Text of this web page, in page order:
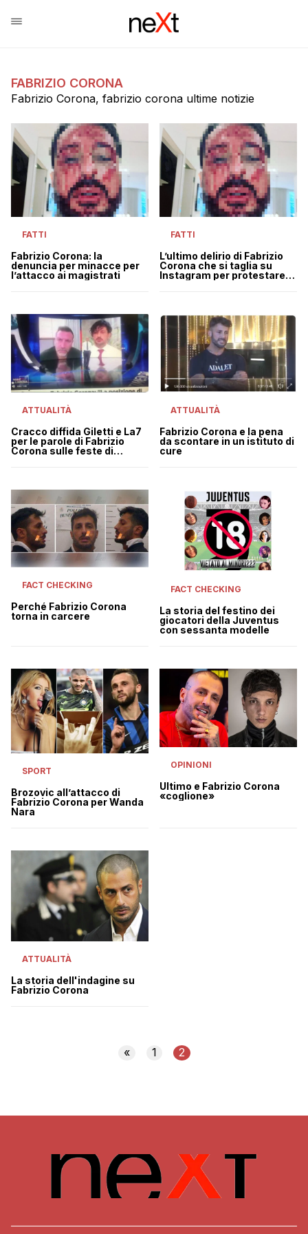
FABRIZIO CORONA
Fabrizio Corona, fabrizio corona ultime notizie
FATTI
Fabrizio Corona: la
denuncia per minacce per
l’attacco ai magistrati
FATTI
L’ultimo delirio di Fabrizio
Corona che si taglia su
Instagram per protestare
ATTUALITÀ
Cracco diffida Giletti e La7
per le parole di Fabrizio
Corona sulle feste di
ATTUALITÀ
Fabrizio Corona e la pena
da scontare in un istituto di
cure
FACT CHECKING
Perché Fabrizio Corona
torna in carcere
FACT CHECKING
La storia del festino dei
giocatori della Juventus
con sessanta modelle
SPORT
Brozovic all’attacco di
Fabrizio Corona per Wanda
Nara
OPINIONI
Ultimo e Fabrizio Corona
«coglione»
ATTUALITÀ
La storia dell'indagine su
Fabrizio Corona
« 1 2